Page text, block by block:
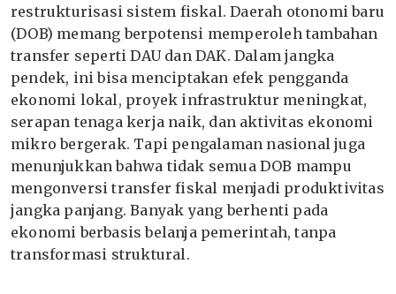
restrukturisasi sistem fiskal. Daerah otonomi baru
(DOB) memang berpotensi memperoleh tambahan
transfer seperti DAU dan DAK. Dalam jangka
pendek, ini bisa menciptakan efek pengganda
ekonomi lokal, proyek infrastruktur meningkat,
serapan tenaga kerja naik, dan aktivitas ekonomi
mikro bergerak. Tapi pengalaman nasional juga
menunjukkan bahwa tidak semua DOB mampu
mengonversi transfer fiskal menjadi produktivitas
jangka panjang. Banyak yang berhenti pada
ekonomi berbasis belanja pemerintah, tanpa
transformasi struktural.